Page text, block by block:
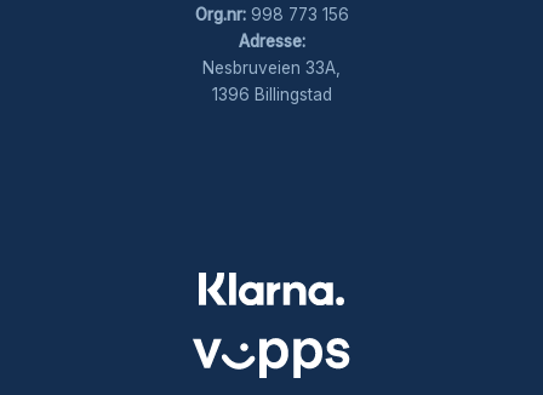
Org.nr:998 773 156
Adresse:
Nesbruveien 33A,
1396 Billingstad